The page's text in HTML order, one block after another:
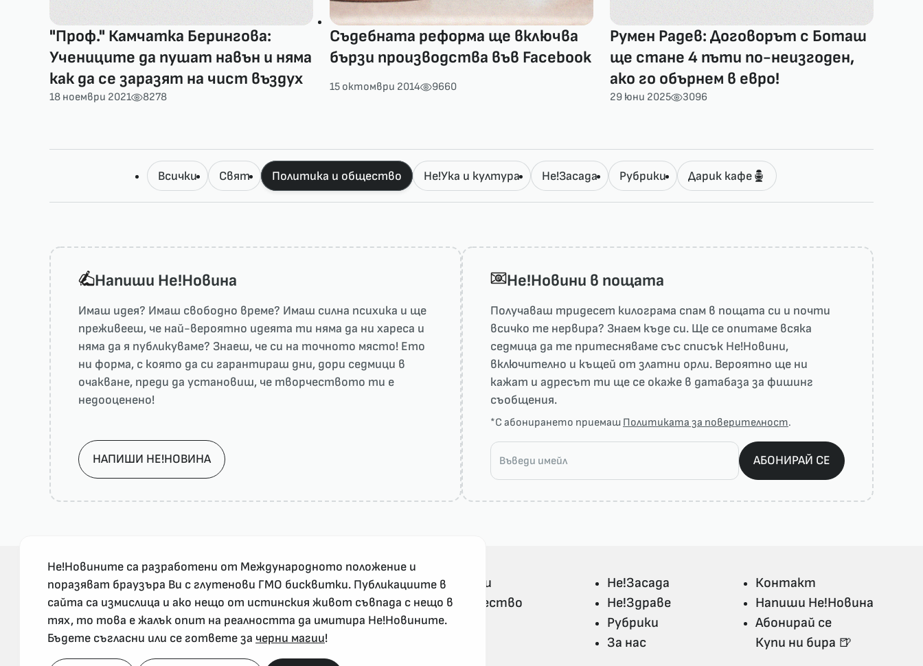
"Проф." Камчатка Берингова:
Учениците да пушат навън и няма
как да се заразят на чист въздух
18 ноември 2021 8278
Съдебната реформа ще включва
бързи производства във Facebook
15 октомври 2014 9660
Румен Радев: Договорът с Боташ
ще стане 4 пъти по-неизгоден,
ако го обърнем в евро!
29 юни 2025 3096
Всички Свят Политика и общество Не!Ука и култура Не!Засада Рубрики Дарик кафе
Напиши He!Новина
Имаш идея? Имаш свободно време? Имаш силна психика и ще
преживееш, че най-вероятно идеята ти няма да ни харесa и
няма да я публикуваме? Знаеш, че си на точното място! Ето
ни форма, с която да си гарантираш дни, дори седмици в
очакване, преди да установиш, че творчеството ти е
недооценено!
НАПИШИ НЕ!НОВИНА
He!Новини в пощата
Получаваш тридесет килограма спам в пощата си и почти
всичко те нервира? Знаем къде си. Ще се опитаме всяка
седмица да те притесняваме със списък He!Новини,
включително и къщей от златни орли. Вероятно ще ни
кажат и адресът ти ще се окаже в датабаза за фишинг
съобщения.
*С абонирането приемаш Политиката за поверителност.
АБОНИРАЙ СЕ
За реклама и връзка с нас, пишете на
nenovinite@gmail.com
Всички Не!Новини
Политика и общество
Свят
Не!Засада
Не!Здраве
Рубрики
За нас
Контакт
Напиши Не!Новина
Абонирай се
Купи ни бира 🍺
Не!Новините са разработени от Международното положение и
поразяват браузъра Ви с глутенови ГМО бисквитки. Публикациите в
сайта са измислица и ако нещо от истинския живот съвпада с нещо в
тях, то това е жалък опит на реалността да имитира Не!Новините.
Бъдете съгласни или се гответе за черни магии!